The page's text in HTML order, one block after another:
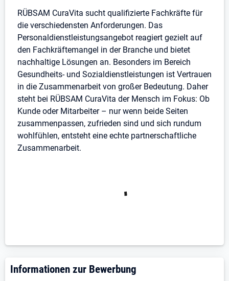
Engagement
Interesse an Weiterentwicklung und Spaß an
Ihrem Beruf
Du bringst ein hohes Maß an
Verantwortungsbewusstsein mit
Dein Einfühlungsvermögen und deine
Leidenschaft zeichnet Dich aus
Patientenorientierung und Flexibilität
Auto und Führerschein sind von Vorteil
Seit über 30 Jahren verbinden wir erfolgreich Mensch
und Arbeit. Unser Fokus ist gegenseitiger Respekt und
RÜBSAM CuraVita sucht qualifizierte Fachkräfte für
die verschiedensten Anforderungen. Das
Personaldienstleistungsangebot reagiert gezielt auf
den Fachkräftemangel in der Branche und bietet
nachhaltige Lösungen an. Besonders im Bereich
Gesundheits- und Sozialdienstleistungen ist Vertrauen
in die Zusammenarbeit von großer Bedeutung. Daher
steht bei RÜBSAM CuraVita der Mensch im Fokus: Ob
Kunde oder Mitarbeiter – nur wenn beide Seiten
zusammenpassen, zufrieden sind und sich rundum
wohlfühlen, entsteht eine echte partnerschaftliche
Zusammenarbeit.
Informationen zur Bewerbung